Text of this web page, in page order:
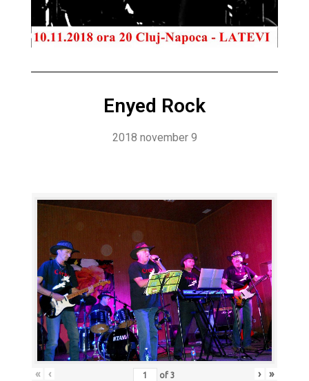
Enyed Rock
2018 november 9
« ‹ of3 › »